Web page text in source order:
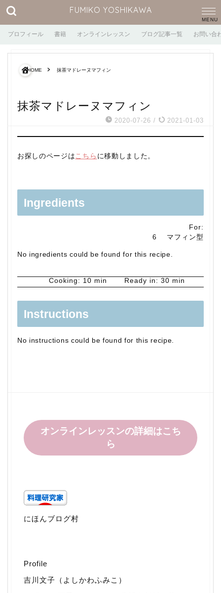
FUMIKO YOSHIKAWA
プロフィール 書籍 オンラインレッスン ブログ記事一覧 お問い合
HOME 抹茶マドレーヌマフィン
抹茶マドレーヌマフィン
2020-07-26 / 2021-01-03
お探しのページは こちら に移動しました。
Ingredients
For:
6
マフィン型
No ingredients could be found for this recipe.
Cooking: 10 min Ready in: 30 min
Instructions
No instructions could be found for this recipe.
オンラインレッスンの詳細はこち
ら
にほんブログ村
Profile
吉川文子（よしかわふみこ）